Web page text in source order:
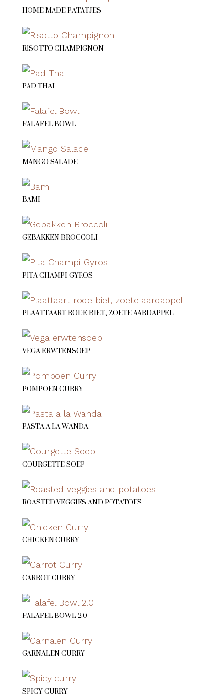
HOME MADE PATATJES
RISOTTO CHAMPIGNON
PAD THAI
FALAFEL BOWL
MANGO SALADE
BAMI
GEBAKKEN BROCCOLI
PITA CHAMPI-GYROS
PLAATTAART RODE BIET, ZOETE AARDAPPEL
VEGA ERWTENSOEP
POMPOEN CURRY
PASTA A LA WANDA
COURGETTE SOEP
ROASTED VEGGIES AND POTATOES
CHICKEN CURRY
CARROT CURRY
FALAFEL BOWL 2.0
GARNALEN CURRY
SPICY CURRY